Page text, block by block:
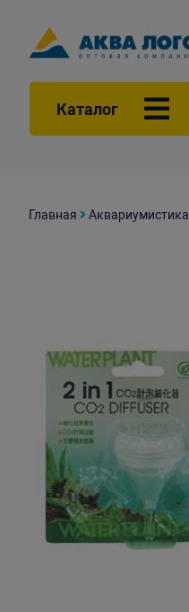
Каталог
Главная Аквариумистика